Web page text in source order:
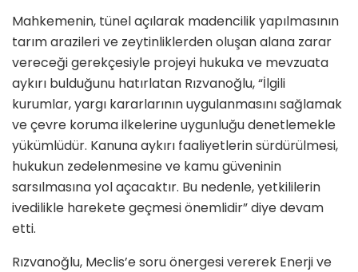
Mahkemenin, tünel açılarak madencilik yapılmasının
tarım arazileri ve zeytinliklerden oluşan alana zarar
vereceği gerekçesiyle projeyi hukuka ve mevzuata
aykırı bulduğunu hatırlatan Rızvanoğlu, “İlgili
kurumlar, yargı kararlarının uygulanmasını sağlamak
ve çevre koruma ilkelerine uygunluğu denetlemekle
yükümlüdür. Kanuna aykırı faaliyetlerin sürdürülmesi,
hukukun zedelenmesine ve kamu güveninin
sarsılmasına yol açacaktır. Bu nedenle, yetkililerin
ivedilikle harekete geçmesi önemlidir” diye devam
etti.
Rızvanoğlu, Meclis’e soru önergesi vererek Enerji ve